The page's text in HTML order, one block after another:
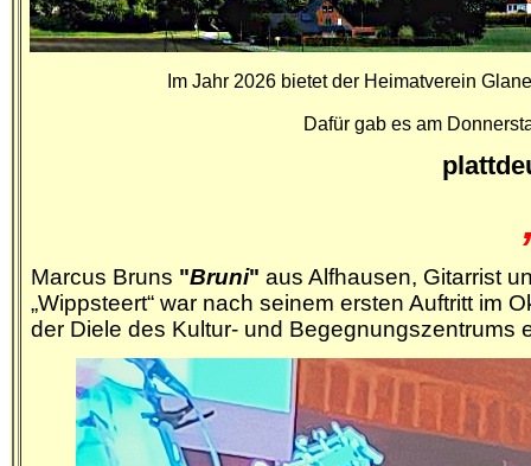
Im Jahr 2026 bietet der Heimatverein
Dafür gab es am
Marcus Bruns "Bruni" aus Alfhausen, Gitarrist
„Wippsteert“ war nach seinem ersten Auftritt im
der Diele des Kultur- und Begegnungszentrums